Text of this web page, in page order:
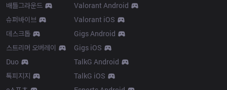
배틀그라운드
슈퍼바이브
데스크톱
스트리머 오버레이
Duo
톡피지지
Valorant Android
Valorant iOS
Gigs Android
Gigs iOS
TalkG Android
TalkG iOS